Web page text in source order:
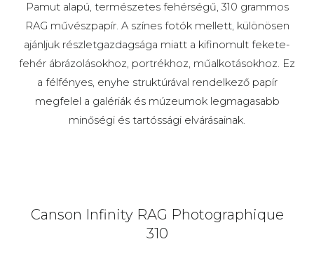
Pamut alapú, természetes fehérségű, 310 grammos
RAG művészpapír. A színes fotók mellett, különösen
ajánljuk részletgazdagsága miatt a kifinomult fekete-
fehér ábrázolásokhoz, portrékhoz, műalkotásokhoz. Ez
a félfényes, enyhe struktúrával rendelkező papír
megfelel a galériák és múzeumok legmagasabb
minőségi és tartóssági elvárásainak.
Canson Infinity RAG Photographique
310